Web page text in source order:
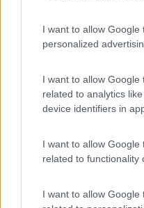
I want to allow Google
personalized
I want to allow Google
related to analytics
device identifiers in
I want to allow Google
related to functionality
I want to allow Google
Accessibilità Accoglienza
nugget
Raramente ho
qualità così buono.
alle 22:00 del giorno